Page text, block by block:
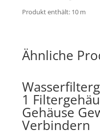
Produkt enthält: 10 m
Ähnliche
1
Gehäuse
Verbindern